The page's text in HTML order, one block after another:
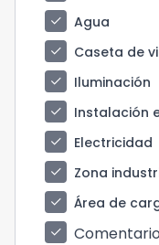
check
Agua
check
Caseta de
check
Iluminación
check
Instalación
check
Electricidad
check
Zona
check
Área de
check